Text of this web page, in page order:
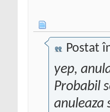
Postat
yep,
Probabil
anuleaza